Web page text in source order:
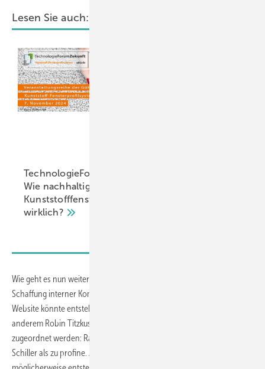
Lesen Sie auch:
TechnologieForumZukunft:
Wie nachhaltig sind
Kunststofffenster
wirklich?
Wie geht es nun weiter? Thomas Reinert von Gutmann treibt die
Schaffung interner Kommunikationsstrukturen voran, auch eine neue
Website könnte entstehen. Die Beteiligten könnten – das schlägt unter
anderem Robin Titzkus vor – bestimmten Themengruppen
zugeordnet werden: Range + Heine passt nun mal besser zu Holz
Schiller als zu profine. Aber es bleiben auch Fragen: Denn die hier